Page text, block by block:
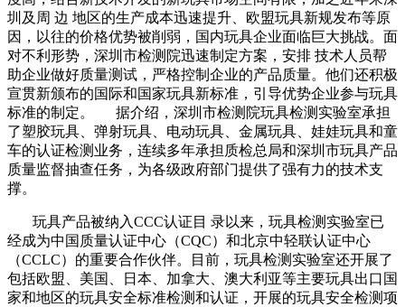
圳及周 边 地区的生产成本迅速提升、欧盟玩具新规发布等原
因，以往的价格优势被削弱，国内玩具企业面临巨大挑战。面
对不利形势，深圳市检测院迅速制定方案，安排 技术人员帮
助企业做好质量测试，严格控制企业的产品质量。他们还积极
宣贯新颁布的国际和国家玩具新标准，引导优势企业参与玩具
标准的制定。 据介绍，深圳市检测院玩具检测实验室承担
了塑胶玩具、弹射玩具、电动玩具、金属玩具、娃娃玩具和童
车的认证检测业务，连续多年承担质检总局和深圳市玩具产品
质量监督抽查任务，为各级政府部门提供了强有力的技术支
撑。
玩具产品被纳入CCC认证目 录以来，玩具检测实验室已
经成为中国质量认证中心（CQC）和北京中轻联认证中心
（CCLC）的重要合作伙伴。目前，玩具检测实验室还开展了
包括欧盟、美国、日本、加拿大、澳大利亚等主要玩具出口国
家和地区的玩具安全标准检测和认证，开展的玩具安全检测项